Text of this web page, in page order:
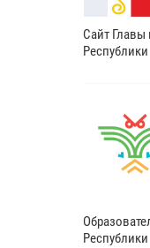
Сайт Главы
Республики
Республики